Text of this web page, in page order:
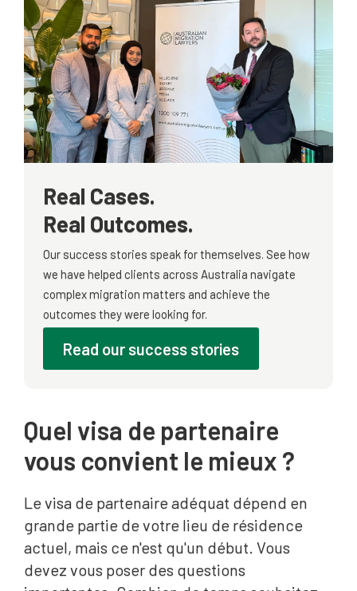
Real Cases.
Real Outcomes.
Our success stories speak for themselves. See how
we have helped clients across Australia navigate
complex migration matters and achieve the
outcomes they were looking for.
Read our success stories
Quel visa de partenaire
vous convient le mieux ?
Le visa de partenaire adéquat dépend en
grande partie de votre lieu de résidence
actuel, mais ce n'est qu'un début. Vous
devez vous poser des questions